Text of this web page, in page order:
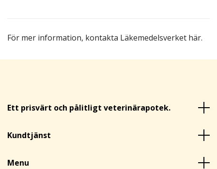
För mer information, kontakta Läkemedelsverket här.
Ett prisvärt och pålitligt veterinärapotek.
Kundtjänst
Menu